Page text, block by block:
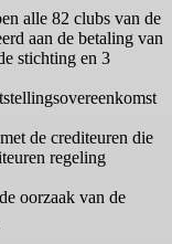
alle 82 clubs van de
aan de betaling van
stichting en 3
de crediteuren die
regeling
oorzaak van de